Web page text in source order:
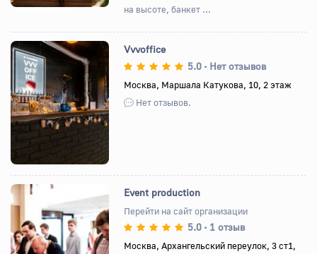
на высоте, банкет ...
Назад Вперед
Vvvoffice
5.0 • Нет отзывов
Москва, Маршала Катукова, 10, 2 этаж
Нет отзывов.
Назад Вперед
Event production
Перейти на сайт организации
5.0 • 1 отзыв
Москва, Архангельский переулок, 3 ст1,